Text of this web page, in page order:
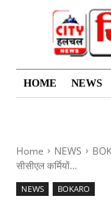
HOME NEWS
Home NEWS
सीसीएल कर्मियों...
NEWS BOKARO